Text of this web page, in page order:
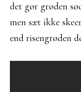
det gør grøden
men sæt ikke
end risengrøden